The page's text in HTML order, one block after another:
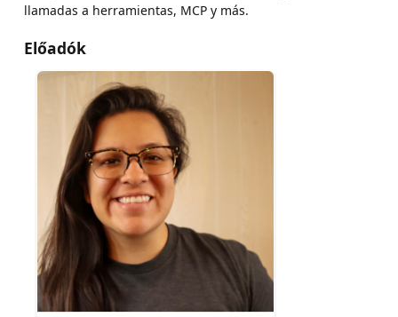
llamadas a herramientas, MCP y más.
Előadók